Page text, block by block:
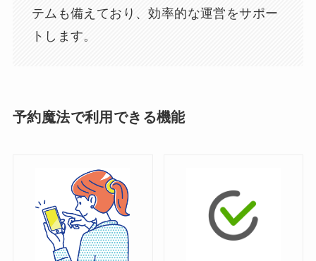
テムも備えており、効率的な運営をサポー
トします。
予約魔法で利用できる機能